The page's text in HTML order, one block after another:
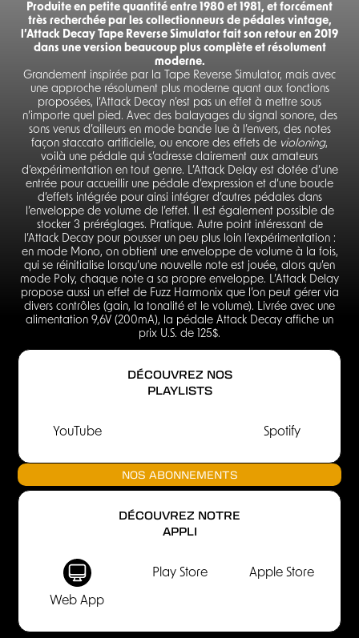
Produite en petite quantité entre 1980 et 1981, et forcément
très recherchée par les collectionneurs de pédales vintage,
l’Attack Decay Tape Reverse Simulator fait son retour en 2019
dans une version beaucoup plus complète et résolument
moderne.
Grandement inspirée par la Tape Reverse Simulator, mais avec
une approche résolument plus moderne quant aux fonctions
proposées, l’Attack Decay n’est pas un effet à mettre sous
n’importe quel pied. Avec des balayages du signal sonore, des
sons venus d’ailleurs en mode bande lue à l’envers, des notes
façon staccato artificielle, ou encore des effets de violoning,
voilà une pédale qui s’adresse clairement aux amateurs
d’expérimentation en tout genre. L’Attack Delay est dotée d’une
entrée pour accueillir une pédale d’expression et d’une boucle
d’effets intégrée pour ainsi intégrer d’autres pédales dans
l’enveloppe de volume de l’effet. Il est également possible de
stocker 3 préréglages. Pratique. Autre point intéressant de
l’Attack Decay pour pousser un peu plus loin l’expérimentation :
en mode Mono, on obtient une enveloppe de volume à la fois,
qui se réinitialise lorsqu’une nouvelle note est jouée, alors qu’en
mode Poly, chaque note a sa propre enveloppe. L’Attack Delay
propose aussi un effet de Fuzz Harmonix que l’on peut gérer via
divers contrôles (gain, la tonalité et le volume). Livrée avec une
alimentation 9,6V (200mA), la pédale Attack Decay affiche un
prix U.S. de 125$.
DÉCOUVREZ NOS
PLAYLISTS
YouTube Spotify
NOS ABONNEMENTS
DÉCOUVREZ NOTRE
APPLI
Web App
Play Store Apple Store